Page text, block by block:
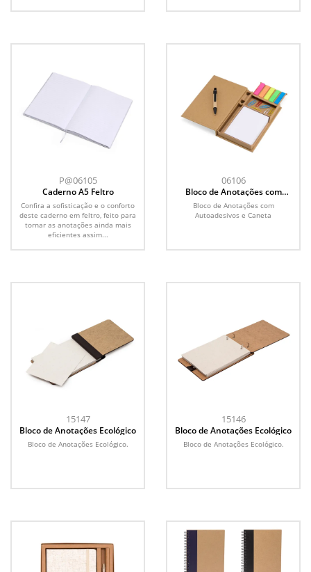
P@06105
Caderno A5 Feltro
Confira a sofisticação e o conforto
deste caderno em feltro, feito para
tornar as anotações ainda mais
eficientes assim...
06106
Bloco de Anotações com
Autoadesivos e Caneta
Bloco de Anotações com
Autoadesivos e Caneta
15147
Bloco de Anotações Ecológico
Bloco de Anotações Ecológico.
15146
Bloco de Anotações Ecológico
Bloco de Anotações Ecológico.